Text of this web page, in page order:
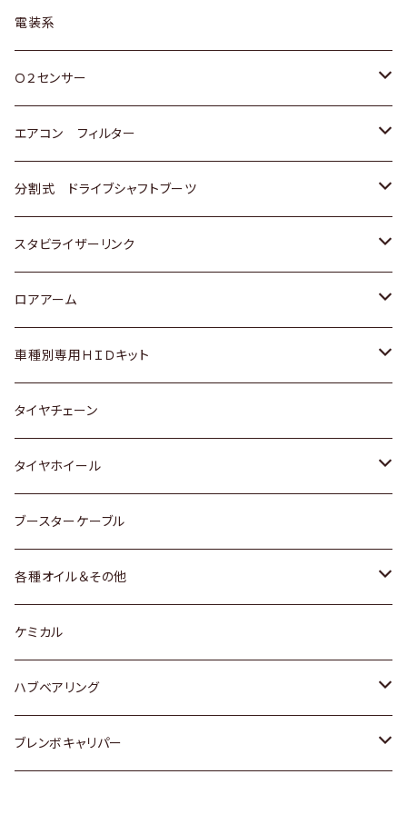
日野
三菱
スバル
マツダ
三菱
スバル
日産
ダイハツ
マツダ
三菱
スバル
スズキ
ダイハツ
三菱
スバル
トヨタ
ホンダ
スズキ
日産
いすゞ
ダイハツ
マツダ
三菱
スバル
レクサス
電装系
Ｏ２センサー
トヨタ
ホンダ
スズキ
日産
ダイハツ
マツダ
三菱
スバル
エアコン フィルター
トヨタ
ホンダ
スズキ
日産
いすゞ
ダイハツ
マツダ
三菱
スバル
分割式 ドライブシャフトブーツ
トヨタ
ホンダ
スズキ
日産
ダイハツ
スバル
スタビライザーリンク
トヨタ
ホンダ
スズキ
日産
ダイハツ
マツダ
ロアアーム
ホンダ
スズキ
日産
ダイハツ
マツダ
スバル
車種別専用ＨＩＤキット
トヨタ
マツダ
タイヤチェーン
タイヤホイール
トヨタ
ホンダ
スズキ
日産
ダイハツ
ブースターケーブル
各種オイル＆その他
ディーデル洗浄添加剤
ケミカル
ハブベアリング
トヨタ
ブレンボキャリパー